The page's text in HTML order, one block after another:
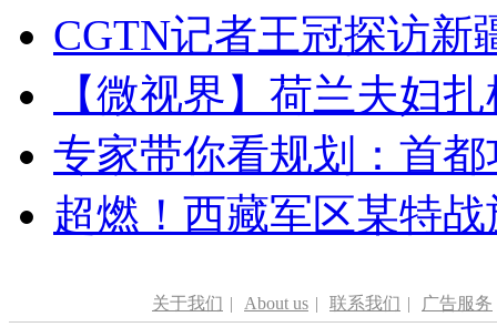
CGTN记者王冠探访新
【微视界】荷兰夫妇
专家带你看规划：首
超燃！西藏军区某特
关于我们 | About us | 联系我们 | 广告服务